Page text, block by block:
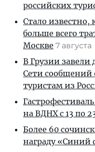
российских
Стало известно,
больше всего
Москве 7 августа
В Грузии завели
Сети
туристам из
на ВДНХ с 13 по
Более 60
награду «Синий